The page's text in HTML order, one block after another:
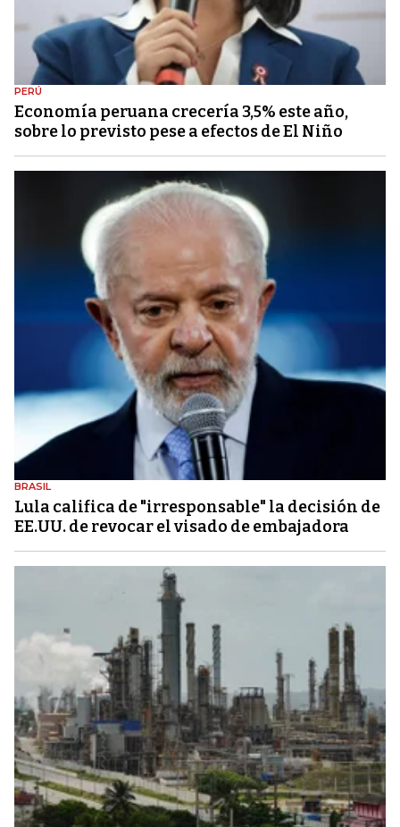
PERÚ
Economía peruana crecería 3,5% este año,
sobre lo previsto pese a efectos de El Niño
BRASIL
Lula califica de "irresponsable" la decisión de
EE.UU. de revocar el visado de embajadora